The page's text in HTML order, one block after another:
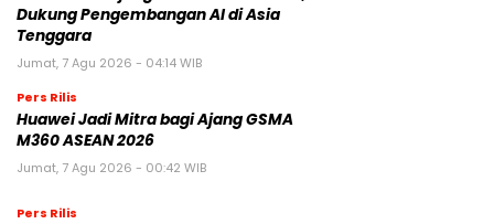
Dukung Pengembangan AI di Asia
Tenggara
Jumat, 7 Agu 2026 - 04:14 WIB
Pers Rilis
Huawei Jadi Mitra bagi Ajang GSMA
M360 ASEAN 2026
Jumat, 7 Agu 2026 - 00:42 WIB
Pers Rilis